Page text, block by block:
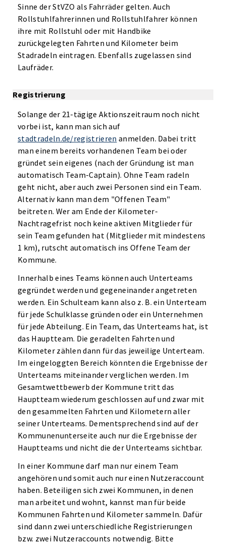
Sinne der StVZO als Fahrräder gelten. Auch
Rollstuhlfahrerinnen und Rollstuhlfahrer können
ihre mit Rollstuhl oder mit Handbike
zurückgelegten Fahrten und Kilometer beim
Stadradeln eintragen. Ebenfalls zugelassen sind
Laufräder.
Registrierung
Solange der 21-tägige Aktionszeitraum noch nicht
vorbei ist, kann man sich auf
stadtradeln.de/registrieren anmelden. Dabei tritt
man einem bereits vorhandenen Team bei oder
gründet sein eigenes (nach der Gründung ist man
automatisch Team-Captain). Ohne Team radeln
geht nicht, aber auch zwei Personen sind ein Team.
Alternativ kann man dem "Offenen Team"
beitreten. Wer am Ende der Kilometer-
Nachtragefrist noch keine aktiven Mitglieder für
sein Team gefunden hat (Mitglieder mit mindestens
1 km), rutscht automatisch ins Offene Team der
Kommune.
Innerhalb eines Teams können auch Unterteams
gegründet werden und gegeneinander angetreten
werden. Ein Schulteam kann also z. B. ein Unterteam
für jede Schulklasse gründen oder ein Unternehmen
für jede Abteilung. Ein Team, das Unterteams hat, ist
das Hauptteam. Die geradelten Fahrten und
Kilometer zählen dann für das jeweilige Unterteam.
Im eingeloggten Bereich könnten die Ergebnisse der
Unterteams miteinander verglichen werden. Im
Gesamtwettbewerb der Kommune tritt das
Hauptteam wiederum geschlossen auf und zwar mit
den gesammelten Fahrten und Kilometern aller
seiner Unterteams. Dementsprechend sind auf der
Kommunenunterseite auch nur die Ergebnisse der
Hauptteams und nicht die der Unterteams sichtbar.
In einer Kommune darf man nur einem Team
angehören und somit auch nur einen Nutzeraccount
haben. Beteiligen sich zwei Kommunen, in denen
man arbeitet und wohnt, kannst man für beide
Kommunen Fahrten und Kilometer sammeln. Dafür
sind dann zwei unterschiedliche Registrierungen
bzw. zwei Nutzeraccounts notwendig. Bitte